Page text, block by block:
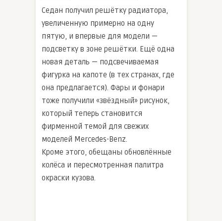
Седан получил решётку радиатора,
увеличенную примерно на одну
пятую, и впервые для модели —
подсветку в зоне решётки. Ещё одна
новая деталь — подсвечиваемая
фигурка на капоте (в тех странах, где
она предлагается). Фары и фонари
тоже получили «звёздный» рисунок,
который теперь становится
фирменной темой для свежих
моделей Mercedes-Benz.
Кроме этого, обещаны обновлённые
колёса и пересмотренная палитра
окраски кузова.